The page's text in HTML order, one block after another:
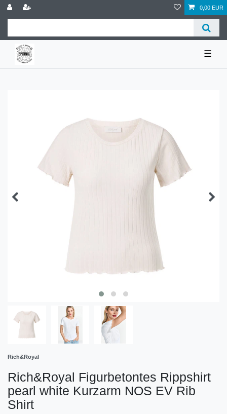
0,00 EUR
☰
Rich&Royal
Rich&Royal Figurbetontes Rippshirt
pearl white Kurzarm NOS EV Rib
Shirt